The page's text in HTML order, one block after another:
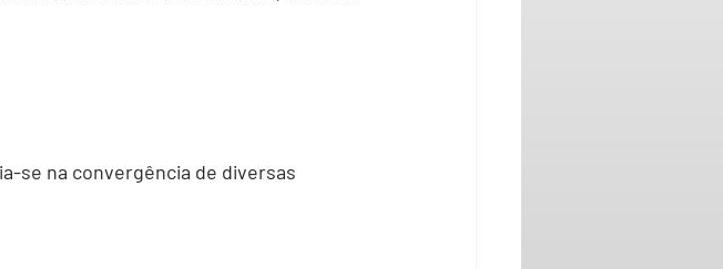
se na convergência de diversas